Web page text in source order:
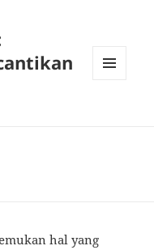
hal yang